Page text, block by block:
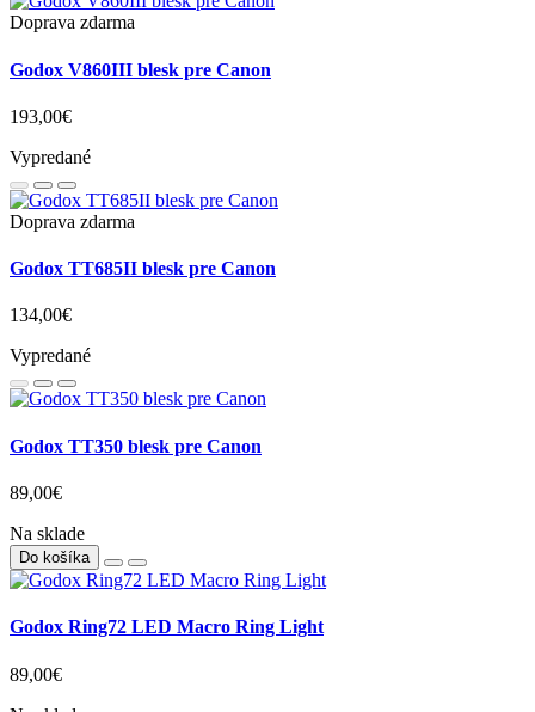
215,00€
Na sklade
Do košíka
193,00€
Vypredané
Doprava zdarma
Godox TT685II blesk pre Canon
134,00€
Vypredané
Godox TT350 blesk pre Canon